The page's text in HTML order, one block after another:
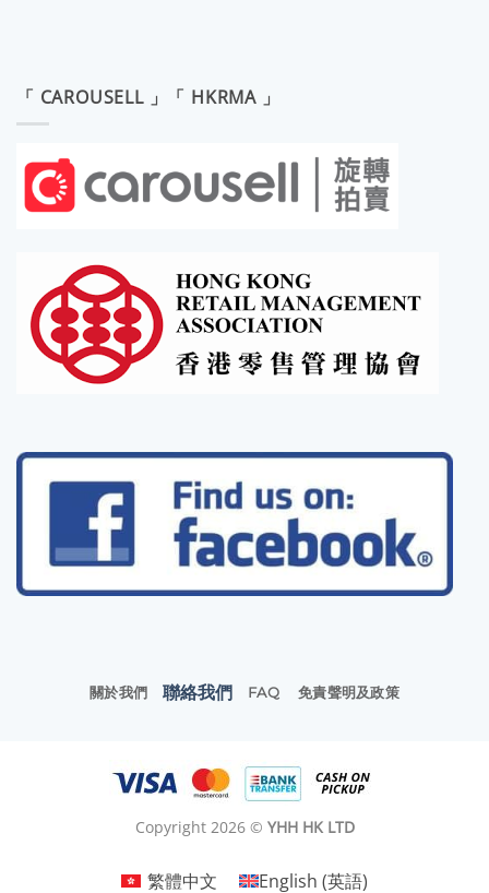
「 CAROUSELL 」「 HKRMA 」
關於我們 聯絡我們 FAQ 免責聲明及政策
Copyright 2026 © YHH HK LTD
繁體中文 English (英語)